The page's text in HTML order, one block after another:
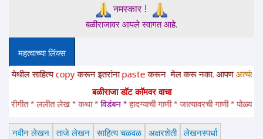
नमस्कार!
बळीराजावर आपले स्वागत आहे.
महत्वाच्या लिंक्स
साहित्यcopyकरून इतरांनाpasteकरून मेल करू नका. आपणअत्यंत
बळीराजा डॉट कॉमवर वाचा
* ललीत लेख * कथा * विडंबन * हादग्याची गाणी * जात्यावरची गाणी * पोळ्याच्या
नवीन लेखन ताजे लेखन साहित्य चळवळ अक्षरशेती लेखनस्पर्धा